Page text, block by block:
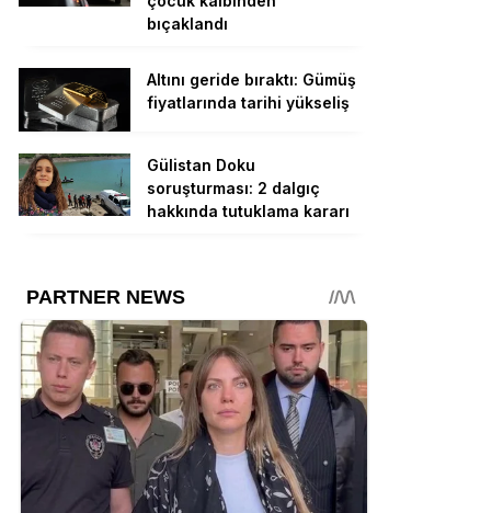
bıçaklandı
Altını geride bıraktı: Gümüş
fiyatlarında tarihi yükseliş
Gülistan Doku
soruşturması: 2 dalgıç
hakkında tutuklama kararı